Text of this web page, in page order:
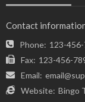
Contact
Phone: 123-
Fax: 123-456-
Email:
Website: Bingo